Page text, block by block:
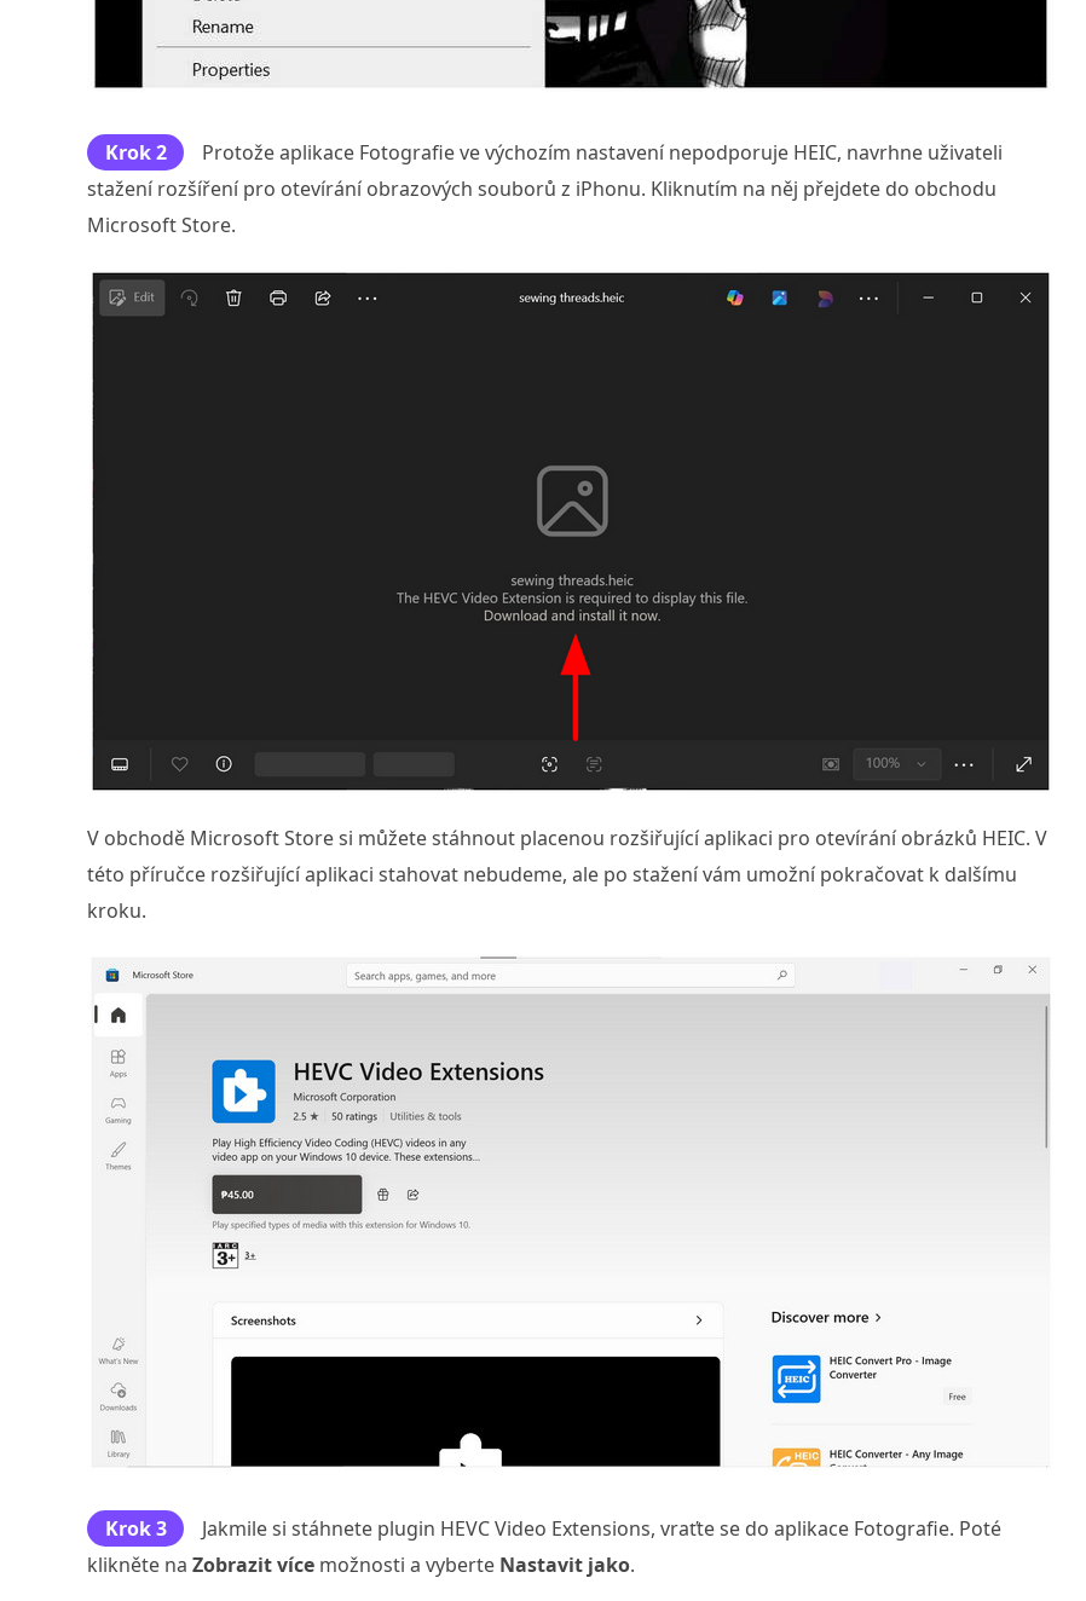
Krok 2
Protože aplikace Fotografie ve výchozím nastavení nepodporuje HEIC, navrhne uživateli
stažení rozšíření pro otevírání obrazových souborů z iPhonu. Kliknutím na něj přejdete do obchodu
Microsoft Store.
V obchodě Microsoft Store si můžete stáhnout placenou rozšiřující aplikaci pro otevírání obrázků HEIC. V
této příručce rozšiřující aplikaci stahovat nebudeme, ale po stažení vám umožní pokračovat k dalšímu
kroku.
Krok 3
Jakmile si stáhnete plugin HEVC Video Extensions, vraťte se do aplikace Fotografie. Poté
klikněte na Zobrazit více možnosti a vyberte Nastavit jako.